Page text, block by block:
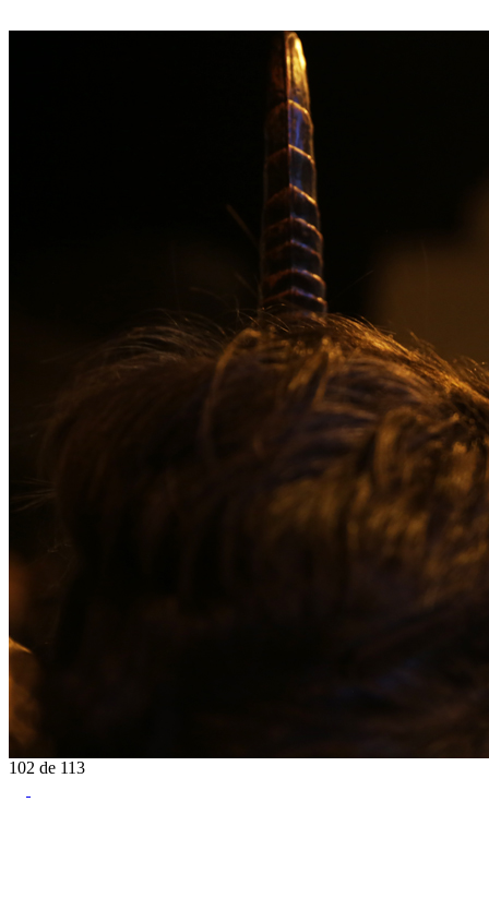
102 de 113